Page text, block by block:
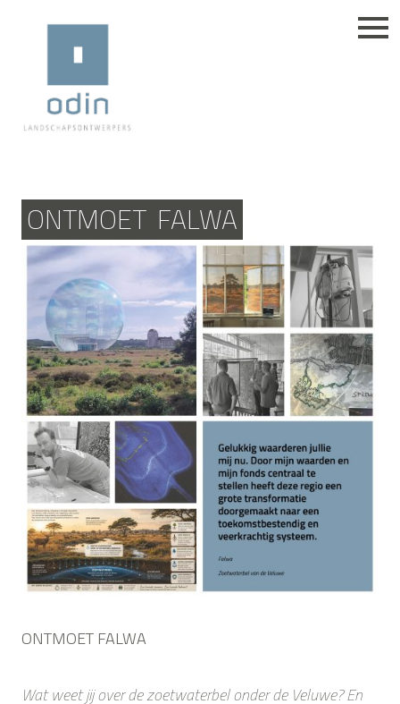
ONTMOET FALWA
ONTMOET FALWA
Wat weet jij over de zoetwaterbel onder de Veluwe? En